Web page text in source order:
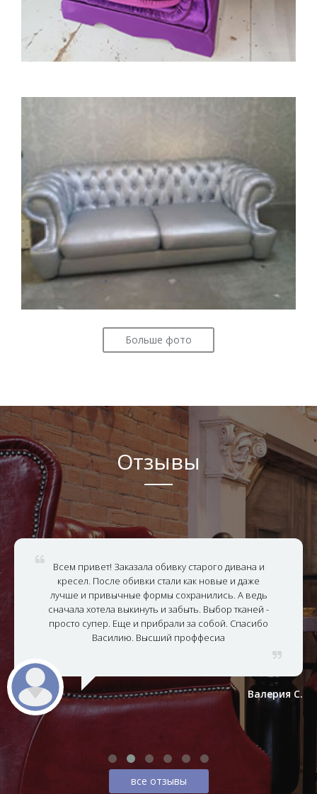
Больше фото
Отзывы
Всем привет! Заказала обивку старого дивана и
кресел. После обивки стали как новые и даже
лучше и привычные формы сохранились. А ведь
сначала хотела выкинуть и забыть. Выбор тканей -
просто супер. Еще и прибрали за собой. Спасибо
Василию. Высший проффесиа
Валерия С.
все отзывы